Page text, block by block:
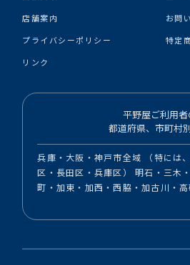
店舗案内
お問
プライバシーポリシー
特定
リンク
平野屋ご利用者
都道府県、市町村
兵庫・大阪・神戸市全域 （特には
区・長田区・兵庫区） 明石・三木
町・加東・加西・西脇・加古川・高